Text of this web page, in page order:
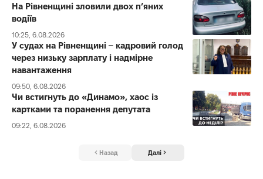
На Рівненщині зловили двох п’яних
водіїв
10:25, 6.08.2026
У судах на Рівненщині – кадровий голод
через низьку зарплату і надмірне
навантаження
09:50, 6.08.2026
Чи встигнуть до «Динамо», хаос із
картками та поранення депутата
09:22, 6.08.2026
Назад Далі